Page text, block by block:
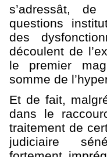
s’adressât,
questions
des
découlent de
le premier
somme de
Et de fait,
dans le
traitement de
judiciaire